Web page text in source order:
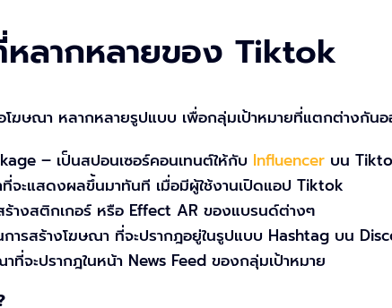
ลากหลายของ Tiktok
ฆษณา หลากหลายรูปแบบ เพื่อกลุ่มเป้าหมายที่แตกต่างกันอ
– เป็นสปอนเซอร์คอนเทนต์ให้กับ Influencer บน
จะแสดงผลขึ้นมาทันที เมื่อมีผู้ใช้งานเปิดแอป Tiktok
างสติกเกอร์ หรือ Effect AR ของแบรนด์ต่างๆ
ารสร้างโฆษณา ที่จะปรากฎอยู่ในรูปแบบ Hashtag บน
จะปรากฎในหน้า News Feed ของกลุ่มเป้าหมาย